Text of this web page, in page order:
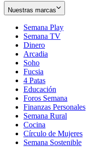
Nuestras marcas
Semana Play
Semana TV
Dinero
Arcadia
Soho
in
new
window
Fucsia
in
new
window
4 Patas
Educación
Foros Semana
Finanzas Personales
Semana Rural
Cocina
Círculo de Mujeres
Semana Sostenible